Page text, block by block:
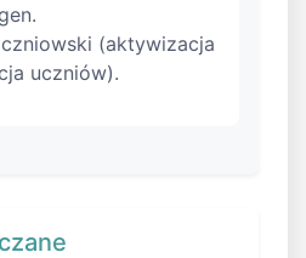
(aktywizacja
uczniów).